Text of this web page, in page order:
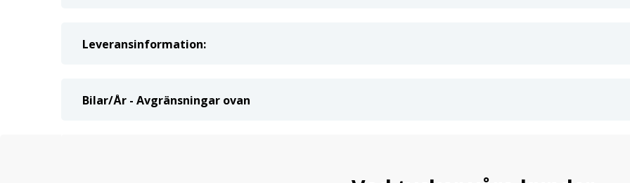
Leveransinformation:
Bilar/År - Avgränsningar ovan